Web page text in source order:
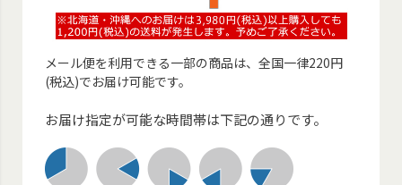
メール便を利用できる一部の商品は、全国一律220円
(税込)でお届け可能です。
お届け指定が可能な時間帯は下記の通りです。